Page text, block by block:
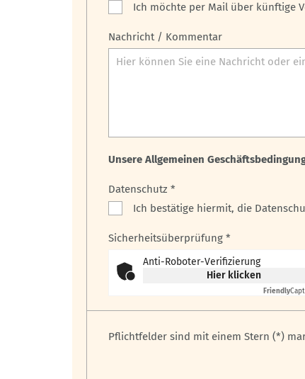
Ich möchte per Mail über künftige
Nachricht / Kommentar
Unsere Allgemeinen
Datenschutz *
Ich bestätige hiermit, die
Sicherheitsüberprüfung *
Anti-Roboter-Verifizierung
Hier klicken
Friendly
Pflichtfelder sind mit einem Stern (*)